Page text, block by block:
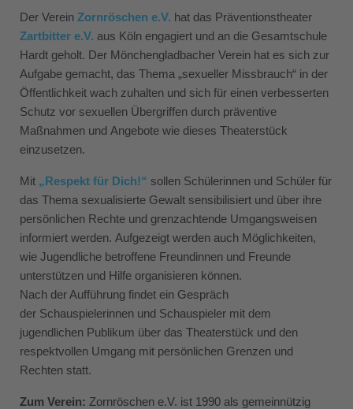
Der Verein Zornröschen e.V. hat das Präventionstheater
Zartbitter e.V. aus Köln engagiert und an die Gesamtschule
Hardt geholt. Der Mönchengladbacher Verein hat es sich zur
Aufgabe gemacht, das Thema „sexueller Missbrauch“ in der
Öffentlichkeit wach zuhalten und sich für einen verbesserten
Schutz vor sexuellen Übergriffen durch präventive
Maßnahmen und Angebote wie dieses Theaterstück
einzusetzen.
Mit „Respekt für Dich!“ sollen Schülerinnen und Schüler für
das Thema sexualisierte Gewalt sensibilisiert und über ihre
persönlichen Rechte und grenzachtende Umgangsweisen
informiert werden. Aufgezeigt werden auch Möglichkeiten,
wie Jugendliche betroffene Freundinnen und Freunde
unterstützen und Hilfe organisieren können.
Nach der Aufführung findet ein Gespräch
der Schauspielerinnen und Schauspieler mit dem
jugendlichen Publikum über das Theaterstück und den
respektvollen Umgang mit persönlichen Grenzen und
Rechten statt.
Zum Verein: Zornröschen e.V. ist 1990 als gemeinnützig